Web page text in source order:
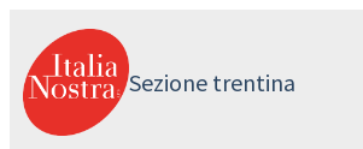
contenuto
Sezione trentina